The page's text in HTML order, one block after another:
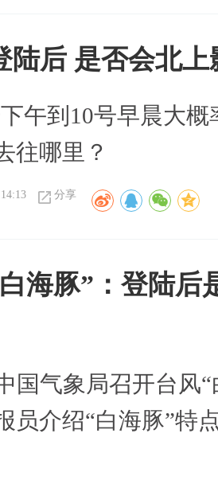
陆后 是否会北
午到10号早晨大
往哪里？
分享
海豚”：登陆
国气象局召开台风
员介绍“白海豚”特